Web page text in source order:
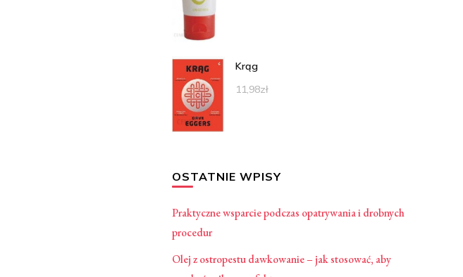
Krąg
11,98zł
OSTATNIE WPISY
Praktyczne wsparcie podczas opatrywania i drobnych
procedur
Olej z ostropestu dawkowanie – jak stosować, aby